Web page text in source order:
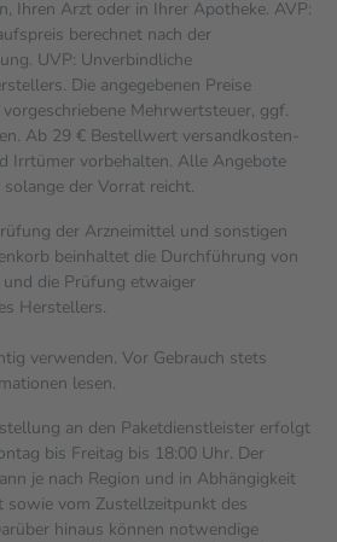
Ihren Arzt oder in Ihrer Apotheke. AVP:
berechnet nach der
UVP: Unverbindliche
Die angegebenen Preise
Mehrwertsteuer, ggf.
Ab 29 € Bestell­wert versand­kosten­
Irrtümer vorbehalten. Alle Angebote
der Vorrat reicht.
der Arzneimittel und sonstigen
beinhaltet die Durchführung von
die Prüfung etwaiger
Herstellers.
verwenden. Vor Gebrauch stets
lesen.
an den Paketdienstleister erfolgt
bis Freitag bis 18:00 Uhr. Der
je nach Region und in Abhängigkeit
sowie vom Zustellzeitpunkt des
hinaus können notwendige